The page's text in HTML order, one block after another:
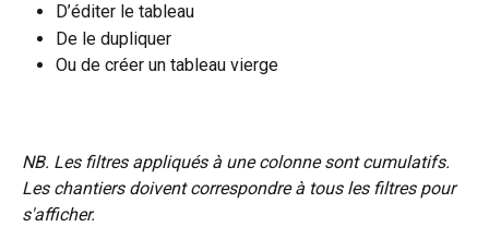
D’éditer le tableau
De le dupliquer
Ou de créer un tableau vierge
NB. Les filtres appliqués à une colonne sont cumulatifs.
Les chantiers doivent correspondre à tous les filtres pour
s'afficher.